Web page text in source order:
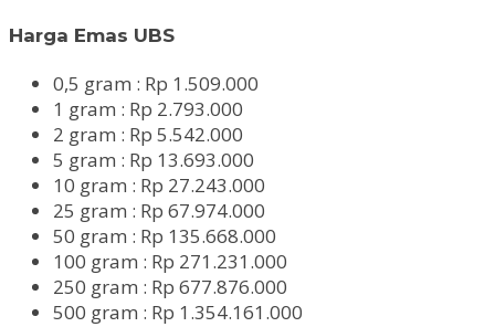
Harga Emas UBS
0,5 gram : Rp 1.509.000
1 gram : Rp 2.793.000
2 gram : Rp 5.542.000
5 gram : Rp 13.693.000
10 gram : Rp 27.243.000
25 gram : Rp 67.974.000
50 gram : Rp 135.668.000
100 gram : Rp 271.231.000
250 gram : Rp 677.876.000
500 gram : Rp 1.354.161.000